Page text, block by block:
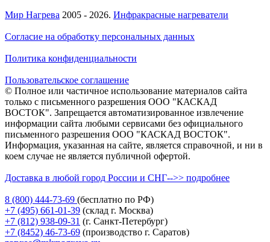
Мир Нагрева 2005 - 2026. Инфракрасные нагреватели
Согласие на обработку персональных данных
Политика конфиденциальности
Пользовательское соглашение
© Полное или частичное использование материалов сайта
только с письменного разрешения ООО "КАСКАД
ВОСТОК". Запрещается автоматизированное извлечение
информации сайта любыми сервисами без официального
письменного разрешения ООО "КАСКАД ВОСТОК".
Информация, указанная на сайте, является справочной, и ни в
коем случае не является публичной офертой.
Доставка в любой город России и СНГ-->> подробнее
8 (800) 444-73-69 (бесплатно по РФ)
+7 (495) 661-01-39 (склад г. Москва)
+7 (812) 938-09-31 (г. Санкт-Петербург)
+7 (8452) 46-73-69 (производство г. Саратов)